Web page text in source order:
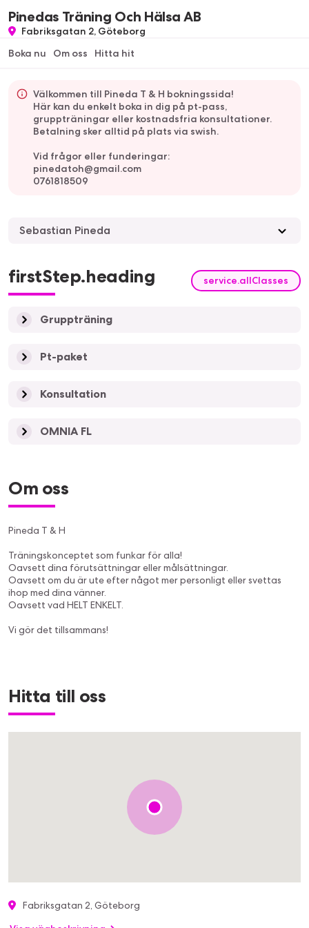
Pinedas Träning Och Hälsa AB
Fabriksgatan 2, Göteborg
Boka nu
Om oss Hitta hit
Välkommen till Pineda T & H bokningssida!
Här kan du enkelt boka in dig på pt-pass,
gruppträningar eller kostnadsfria konsultationer.
Betalning sker alltid på plats via swish.
Vid frågor eller funderingar:
pinedatoh@gmail.com
0761818509
Sebastian Pineda
firstStep.heading service.allClasses
Gruppträning
Pt-paket
Konsultation
OMNIA FL
Om oss
Pineda T & H
Träningskonceptet som funkar för alla!
Oavsett dina förutsättningar eller målsättningar.
Oavsett om du är ute efter något mer personligt eller svettas
ihop med dina vänner.
Oavsett vad HELT ENKELT.
Vi gör det tillsammans!
Hitta till oss
Fabriksgatan 2, Göteborg